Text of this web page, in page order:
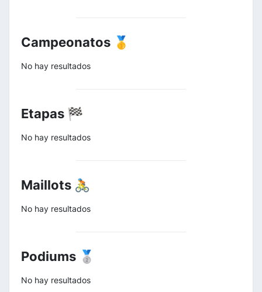
Campeonatos 🥇
No hay resultados
Etapas 🏁
No hay resultados
Maillots 🚴
No hay resultados
Podiums 🥈
No hay resultados